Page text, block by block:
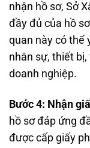
nhận hồ sơ, Sở
đầy đủ của hồ
quan này có thể
nhân sự, thiết
doanh nghiệp.
Bước 4: Nhận
hồ sơ đáp ứng
được cấp giấy